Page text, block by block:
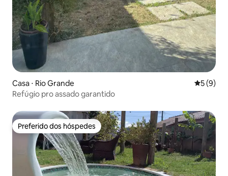
Casa ⋅ Rio Grande 5 de
5 (9)
Refúgio pro assado garantido
Preferido dos hóspedes
Preferido dos hóspedes